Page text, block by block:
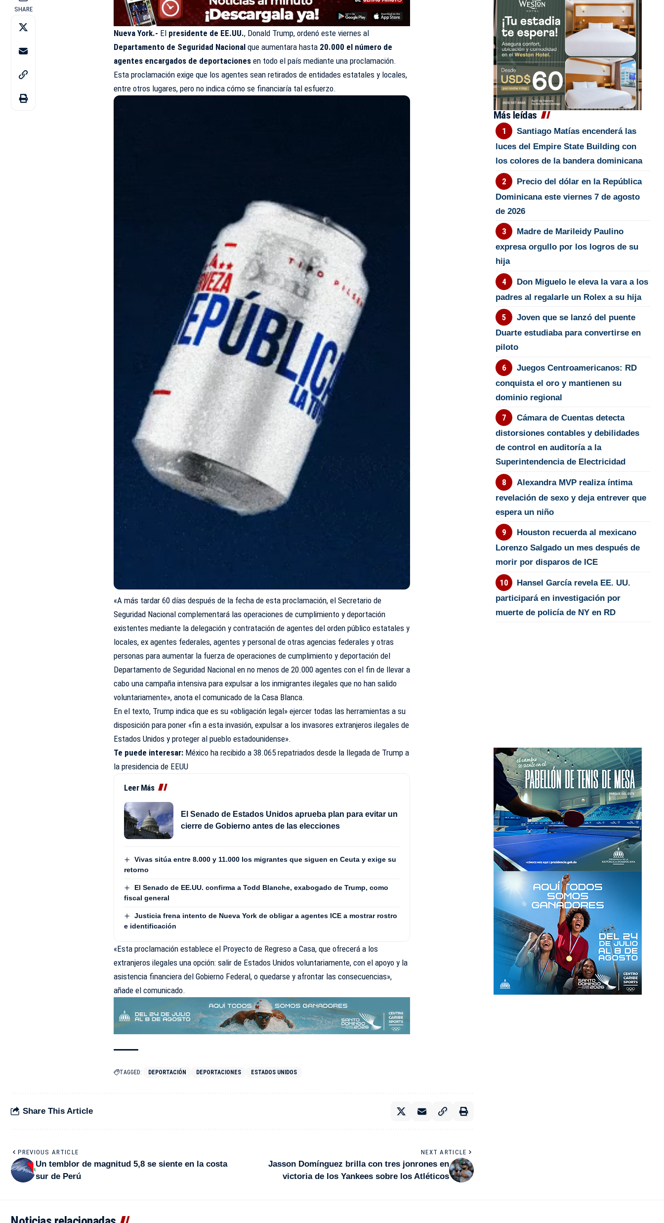
SHARE
Nueva York.- El presidente de EE.UU., Donald Trump, ordenó este viernes al
Departamento de Seguridad Nacional que aumentara hasta 20.000 el número de
agentes encargados de deportacionesen todo el país mediante una proclamación.
Esta proclamación exige que los agentes sean retirados de entidades estatales y locales,
entre otros lugares, pero no indica cómo se financiaría tal esfuerzo.
«A más tardar 60 días después de la fecha de esta proclamación, el Secretario de
Seguridad Nacional complementará las operaciones de cumplimiento y deportación
existentes mediante la delegación y contratación de agentes del orden público estatales y
locales, ex agentes federales, agentes y personal de otras agencias federales y otras
personas para aumentar la fuerza de operaciones de cumplimiento y deportación del
Departamento de Seguridad Nacional en no menos de 20.000 agentes con el fin de llevar a
cabo una campaña intensiva para expulsar a los inmigrantes ilegales que no han salido
voluntariamente», anota el comunicado de la Casa Blanca.
En el texto, Trump indica que es su «obligación legal» ejercer todas las herramientas a su
disposición para poner «fin a esta invasión, expulsar a los invasores extranjeros ilegales de
Estados Unidos y proteger al pueblo estadounidense».
Te puede interesar: México ha recibido a 38.065 repatriados desde la llegada de Trump a
la presidencia de EEUU
Leer Más
El Senado de Estados Unidos aprueba plan para evitar un
cierre de Gobierno antes de las elecciones
Vivas sitúa entre 8.000 y 11.000 los migrantes que siguen en Ceuta y exige su
retorno
El Senado de EE.UU. confirma a Todd Blanche, exabogado de Trump, como
fiscal general
Justicia frena intento de Nueva York de obligar a agentes ICE a mostrar rostro
e identificación
«Esta proclamación establece el Proyecto de Regreso a Casa, que ofrecerá a los
extranjeros ilegales una opción: salir de Estados Unidos voluntariamente, con el apoyo y la
asistencia financiera del Gobierno Federal, o quedarse y afrontar las consecuencias»,
añade el comunicado.
TAGGED: DEPORTACIÓN DEPORTACIONES ESTADOS UNIDOS
Share This Article
PREVIOUS ARTICLE
Un temblor de magnitud 5,8 se siente en la costa
sur de Perú
NEXT ARTICLE
Jasson Domínguez brilla con tres jonrones en
victoria de los Yankees sobre los Atléticos
Más leídas
Santiago Matías encenderá las
luces del Empire State Building con
los colores de la bandera dominicana
Precio del dólar en la República
Dominicana este viernes 7 de agosto
de 2026
Madre de Marileidy Paulino
expresa orgullo por los logros de su
hija
Don Miguelo le eleva la vara a los
padres al regalarle un Rolex a su hija
Joven que se lanzó del puente
Duarte estudiaba para convertirse en
piloto
Juegos Centroamericanos: RD
conquista el oro y mantienen su
dominio regional
Cámara de Cuentas detecta
distorsiones contables y debilidades
de control en auditoría a la
Superintendencia de Electricidad
Alexandra MVP realiza íntima
revelación de sexo y deja entrever que
espera un niño
Houston recuerda al mexicano
Lorenzo Salgado un mes después de
morir por disparos de ICE
Hansel García revela EE. UU.
participará en investigación por
muerte de policía de NY en RD